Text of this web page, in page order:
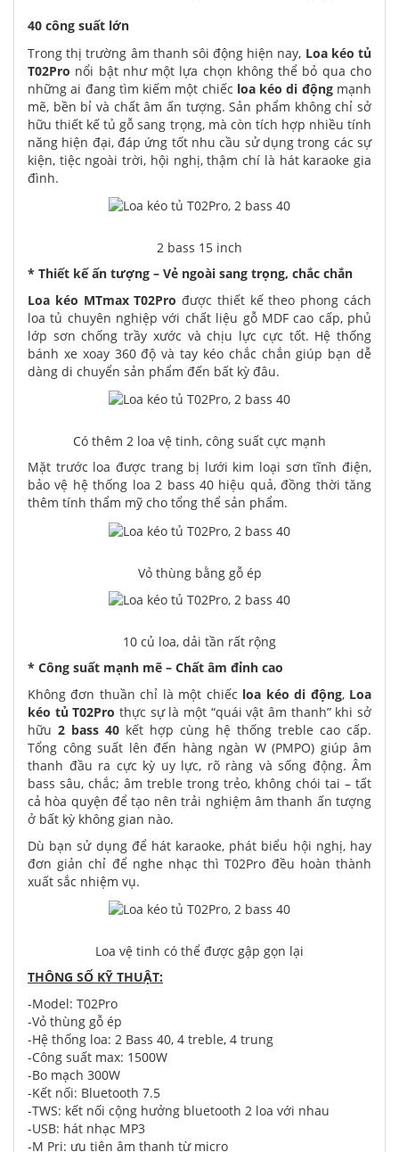
40 công suất lớn
Trong thị trường âm thanh sôi động hiện nay, Loa kéo tủ
T02Pro nổi bật như một lựa chọn không thể bỏ qua cho
những ai đang tìm kiếm một chiếc loa kéo di độngmạnh
mẽ, bền bỉ và chất âm ấn tượng. Sản phẩm không chỉ sở
hữu thiết kế tủ gỗ sang trọng, mà còn tích hợp nhiều tính
năng hiện đại, đáp ứng tốt nhu cầu sử dụng trong các sự
kiện, tiệc ngoài trời, hội nghị, thậm chí là hát karaoke gia
đình.
2 bass 15 inch
* Thiết kế ấn tượng – Vẻ ngoài sang trọng, chắc chắn
Loa kéo MTmax T02Pro được thiết kế theo phong cách
loa tủ chuyên nghiệp với chất liệu gỗ MDF cao cấp, phủ
lớp sơn chống trầy xước và chịu lực cực tốt. Hệ thống
bánh xe xoay 360 độ và tay kéo chắc chắn giúp bạn dễ
dàng di chuyển sản phẩm đến bất kỳ đâu.
Có thêm 2 loa vệ tinh, công suất cực mạnh
Mặt trước loa được trang bị lưới kim loại sơn tĩnh điện,
bảo vệ hệ thống loa 2 bass 40 hiệu quả, đồng thời tăng
thêm tính thẩm mỹ cho tổng thể sản phẩm.
Vỏ thùng bằng gỗ ép
10 củ loa, dải tần rất rộng
* Công suất mạnh mẽ – Chất âm đỉnh cao
Không đơn thuần chỉ là một chiếc loa kéo di động, Loa
kéo tủ T02Pro thực sự là một “quái vật âm thanh” khi sở
hữu 2 bass 40 kết hợp cùng hệ thống treble cao cấp.
Tổng công suất lên đến hàng ngàn W (PMPO) giúp âm
thanh đầu ra cực kỳ uy lực, rõ ràng và sống động. Âm
bass sâu, chắc; âm treble trong trẻo, không chói tai – tất
cả hòa quyện để tạo nên trải nghiệm âm thanh ấn tượng
ở bất kỳ không gian nào.
Dù bạn sử dụng để hát karaoke, phát biểu hội nghị, hay
đơn giản chỉ để nghe nhạc thì T02Pro đều hoàn thành
xuất sắc nhiệm vụ.
Loa vệ tinh có thể được gập gọn lại
THÔNG SỐ KỸ THUẬT:
-Model: T02Pro
-Vỏ thùng gỗ ép
-Hệ thống loa: 2 Bass 40, 4 treble, 4 trung
-Công suất max: 1500W
-Bo mạch 300W
-Kết nối: Bluetooth 7.5
-TWS: kết nối cộng hưởng bluetooth 2 loa với nhau
-USB: hát nhạc MP3
-M Pri: ưu tiên âm thanh từ micro